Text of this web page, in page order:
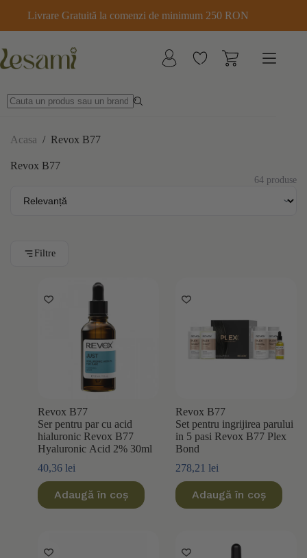
conținut
Livrare Gratuită la comenzi de minimum 250 RON
Acasa / Revox B77
Revox B77
64 produse
Filtre
Revox B77
Ser pentru par cu acid
hialuronic Revox B77
Hyaluronic Acid 2% 30ml
40,36 lei
Adaugă în coș
Revox B77
Set pentru ingrijirea parului
in 5 pasi Revox B77 Plex
Bond
278,21 lei
Adaugă în coș